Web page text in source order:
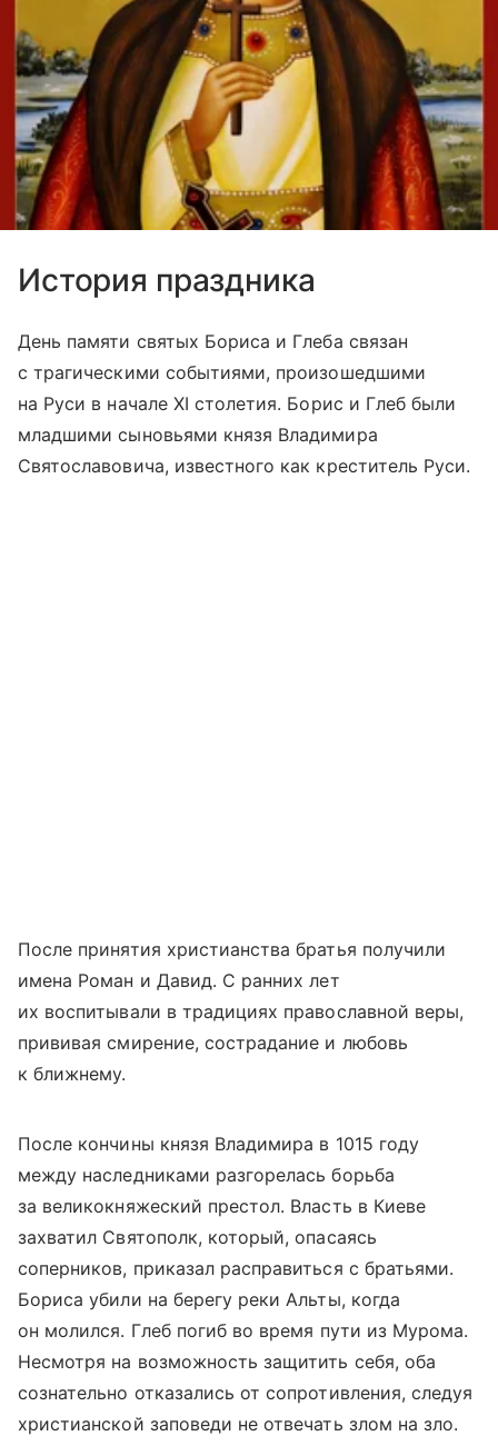
История праздника
День памяти святых Бориса и Глеба связан
с трагическими событиями, произошедшими
на Руси в начале XI столетия. Борис и Глеб были
младшими сыновьями князя Владимира
Святославовича, известного как креститель Руси.
После принятия христианства братья получили
имена Роман и Давид. С ранних лет
их воспитывали в традициях православной веры,
прививая смирение, сострадание и любовь
к ближнему.
После кончины князя Владимира в 1015 году
между наследниками разгорелась борьба
за великокняжеский престол. Власть в Киеве
захватил Святополк, который, опасаясь
соперников, приказал расправиться с братьями.
Бориса убили на берегу реки Альты, когда
он молился. Глеб погиб во время пути из Мурома.
Несмотря на возможность защитить себя, оба
сознательно отказались от сопротивления, следуя
христианской заповеди не отвечать злом на зло.